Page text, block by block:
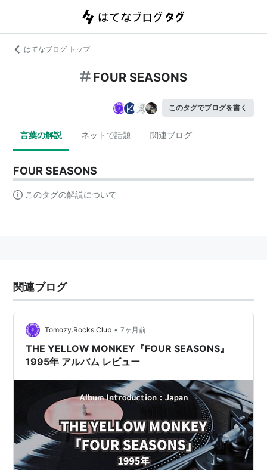
はてなブログ トップ
FOUR SEASONS
このタグでブログを書く
言葉の解説 ネットで話題 関連ブログ
FOUR SEASONS
このタグの解説について
関連ブログ
Tomozy.Rocks.Club • 7ヶ月前
THE YELLOW MONKEY『FOUR SEASONS』
1995年 アルバム レビュー